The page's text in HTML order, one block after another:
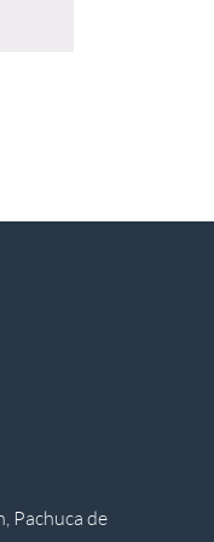
Pachuca de